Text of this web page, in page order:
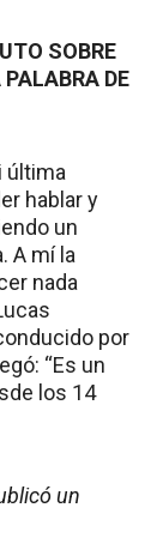
SOBRE
DE
última
hablar y
un
A mí la
nada
por
“Es un
los 14
un